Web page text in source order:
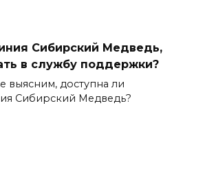
Сибирский Медведь,
в службу поддержки?
выясним, доступна ли
Сибирский Медведь?